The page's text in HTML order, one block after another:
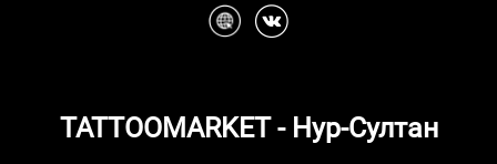
TATTOOMARKET - Нур-Султан